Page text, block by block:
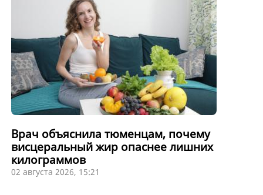
Врач объяснила тюменцам, почему
висцеральный жир опаснее лишних
килограммов
02 августа 2026, 15:21